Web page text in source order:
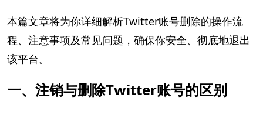
本篇文章将为你详细解析Twitter账号删除的操作流
程、注意事项及常见问题，确保你安全、彻底地退出
该平台。
一、注销与删除Twitter账号的区别